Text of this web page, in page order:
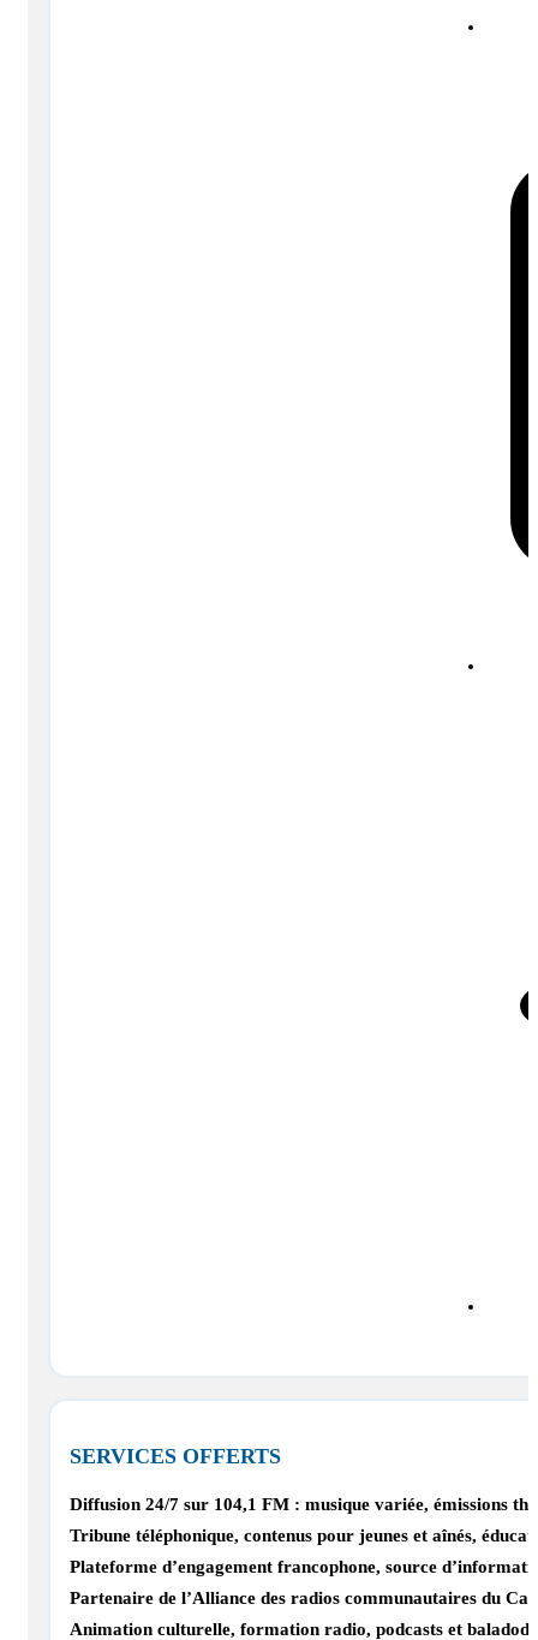
SERVICES OFFERTS
Diffusion 24/7 sur 104,1 FM : musique variée, émissions
Tribune téléphonique, contenus pour jeunes et aînés,
Plateforme d’engagement francophone, source
Partenaire de l’Alliance des radios communautaires du
Animation culturelle, formation radio, podcasts et